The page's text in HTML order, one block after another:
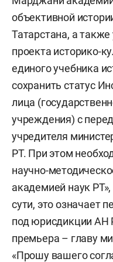
объективной
Татарстана, а также
проекта историко-
единого учебника
сохранить статус
лица
учреждения) с
учредителя
РТ. При этом
научно-
академией наук
сути, это означает
под юрисдикции АН
премьера – главу
«Прошу вашего